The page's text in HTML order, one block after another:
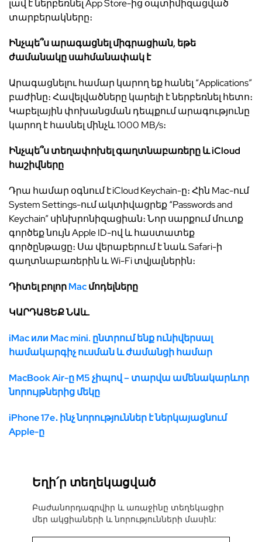
լավ է ներբեռնել App Store-ից օպտիմիզացված
տարբերակները։
Ինչպե՞ս արագացնել միգրացիան, եթե
ժամանակը սահմանափակ է
Արագացնելու համար կարող եք հանել “Applications”
բաժինը։ Հավելվածները կարելի է ներբեռնել հետո։
Կաբելային փոխանցման դեպքում արագությունը
կարող է հասնել մինչև 1000 MB/s։
Ինչպե՞ս տեղափոխել գաղտնաբառերը և iCloud
հաշիվները
Դրա համար օգնում է iCloud Keychain-ը։ Հին Mac-ում
System Settings-ում ակտիվացրեք “Passwords and
Keychain” սինխրոնիզացիան։ Նոր սարքում մուտք
գործեք նույն Apple ID-ով և հաստատեք
գործընթացը։ Սա վերաբերում է նաև Safari-ի
գաղտնաբառերին և Wi-Fi տվյալներին։
Դիտել բոլորMacմոդելները
ԿԱՐԴԱՑԵՔ ՆԱև.
iMac или Mac mini. ընտրում ենք ունիվերսալ
համակարգիչ ուսման և ժամանցի համար
MacBook Air-ը M5 չիպով – տարվա ամենակարևոր
նորույթներից մեկը
iPhone 17e․ ինչ նորություններ է ներկայացնում
Apple-ը
Եղի՛ր տեղեկացված
Բաժանորդագրվիր և առաջինը տեղեկացիր
մեր ակցիաների և նորությունների մասին: